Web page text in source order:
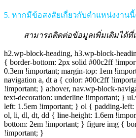
5. หากมีข้อสงสัยเกี่ยวกับตำแหน่งงาน
สามารถติดต่อข้อมูลเพิ่มเติมได้ที่
h2.wp-block-heading, h3.wp-block-
{ border-bottom: 2px solid #00c2ff
0.3em !important; margin-top: 1em
navigation a, dt a { color: #00c2ff
!important; } a:hover, nav.wp-block-
text-decoration: underline !important; }
left: 1.5em !important; } ol { padding-
ol, li, dl, dt, dd { line-height: 1.6em
bottom: 2em !important; } figure img {
!important; }